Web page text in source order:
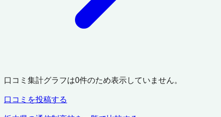
口コミ集計グラフは0件のため表示していません。
口コミを投稿する